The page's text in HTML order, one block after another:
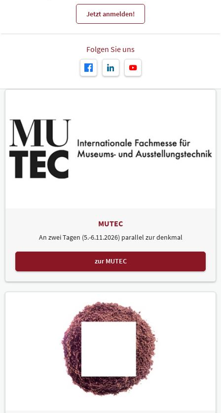
Jetzt anmelden!
Folgen Sie uns
MUTEC
An zwei Tagen (5.-6.11.2026) parallel zur denkmal
zur MUTEC